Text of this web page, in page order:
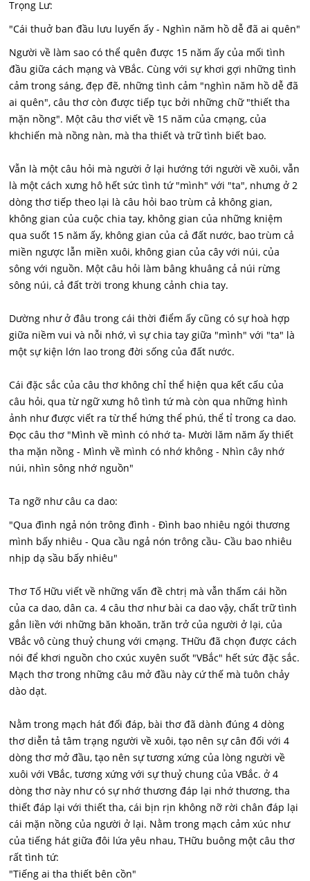
Trọng Lư:
"Cái thuở ban đầu lưu luyến ấy - Nghìn năm hồ dễ đã ai quên"
Người về làm sao có thể quên được 15 năm ấy của mối tình
đầu giữa cách mạng và VBắc. Cùng với sự khơi gợi những tình
cảm trong sáng, đẹp đẽ, những tình cảm "nghìn năm hồ dễ đã
ai quên", câu thơ còn được tiếp tục bởi những chữ "thiết tha
mặn nồng". Một câu thơ viết về 15 năm của cmạng, của
khchiến mà nồng nàn, mà tha thiết và trữ tình biết bao.
Vẫn là một câu hỏi mà người ở lại hướng tới người về xuôi, vẫn
là một cách xưng hô hết sức tình tứ "mình" với "ta", nhưng ở 2
dòng thơ tiếp theo lại là câu hỏi bao trùm cả không gian,
không gian của cuộc chia tay, không gian của những kniệm
qua suốt 15 năm ấy, không gian của cả đất nước, bao trùm cả
miền ngược lẫn miền xuôi, không gian của cây với núi, của
sông với nguồn. Một câu hỏi làm bâng khuâng cả núi rừng
sông núi, cả đất trời trong khung cảnh chia tay.
Dường như ở đâu trong cái thời điểm ấy cũng có sự hoà hợp
giữa niềm vui và nỗi nhớ, vì sự chia tay giữa "mình" với "ta" là
một sự kiện lớn lao trong đời sống của đất nước.
Cái đặc sắc của câu thơ không chỉ thể hiện qua kết cấu của
câu hỏi, qua từ ngữ xưng hô tình tứ mà còn qua những hình
ảnh như được viết ra từ thể hứng thể phú, thể tỉ trong ca dao.
Đọc câu thơ "Mình về mình có nhớ ta- Mười lăm năm ấy thiết
tha mặn nồng - Mình về mình có nhớ không - Nhìn cây nhớ
núi, nhìn sông nhớ nguồn"
Ta ngỡ như câu ca dao:
"Qua đình ngả nón trông đình - Đình bao nhiêu ngói thương
mình bấy nhiêu - Qua cầu ngả nón trông cầu- Cầu bao nhiêu
nhịp dạ sầu bấy nhiêu"
Thơ Tố Hữu viết về những vấn đề chtrị mà vẫn thấm cái hồn
của ca dao, dân ca. 4 câu thơ như bài ca dao vậy, chất trữ tình
gắn liền với những băn khoăn, trăn trở của người ở lại, của
VBắc vô cùng thuỷ chung với cmạng. THữu đã chọn được cách
nói để khơi nguồn cho cxúc xuyên suốt "VBắc" hết sức đặc sắc.
Mạch thơ trong những câu mở đầu này cứ thế mà tuôn chảy
dào dạt.
Nằm trong mạch hát đối đáp, bài thơ đã dành đúng 4 dòng
thơ diễn tả tâm trạng người về xuôi, tạo nên sự cân đối với 4
dòng thơ mở đầu, tạo nên sự tương xứng của lòng người về
xuôi với VBắc, tương xứng với sự thuỷ chung của VBắc. ở 4
dòng thơ này như có sự nhớ thương đáp lại nhớ thương, tha
thiết đáp lại với thiết tha, cái bịn rịn không nỡ rời chân đáp lại
cái mặn nồng của người ở lại. Nằm trong mạch cảm xúc như
của tiếng hát giữa đôi lứa yêu nhau, THữu buông một câu thơ
rất tình tứ:
"Tiếng ai tha thiết bên cồn"